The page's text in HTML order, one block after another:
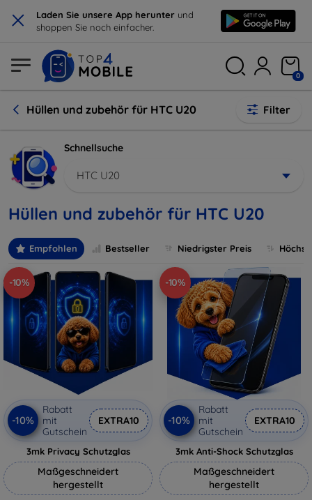
× Laden Sie unsere App herunter und
shoppen Sie noch einfacher.
0
Hüllen und zubehör für HTC U20 Filter
Schnellsuche
HTC U20
Hüllen und zubehör für HTC U20
Empfohlen Bestseller Niedrigster Preis
-10%
-10%
Rabatt
mit
Gutschein
EXTRA10
3mk Privacy Schutzglas
Maßgeschneidert
hergestellt
-10%
-10%
Rabatt
mit
Gutschein
EXTRA10
3mk Anti-Shock Schutzglas
Maßgeschneidert
hergestellt